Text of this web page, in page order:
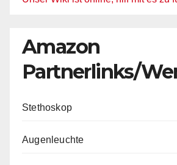
Amazon
Partnerlinks/
Stethoskop
Augenleuchte